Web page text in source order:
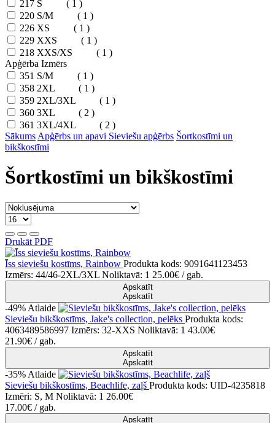
217 S
( 1 )
220 S/M
( 1 )
226 XS
( 1 )
229 XXS
( 1 )
218 XXS/XS
( 1 )
Apģērba Izmērs
351 S/M
( 1 )
358 2XL
( 1 )
359 2XL/3XL
( 1 )
360 3XL
( 2 )
361 3XL/4XL
( 2 )
Sākums Apģērbs un apavi Sieviešu apģērbs Šortkostīmi un
bikškostīmi
Šortkostīmi un bikškostīmi
Drukāt PDF
Īss sieviešu kostīms, Rainbow Produkta kods: 9091641123453
Izmērs: 44/46-2XL/3XL Noliktavā: 1 25.00€ / gab.
Apskatīt
Apskatīt
-49% Atlaide
Sieviešu bikškostīms, Jake's collection, pelēks Produkta kods:
4063489586997 Izmērs: 32-XXS Noliktavā: 1 43.00€
21.90€ / gab.
Apskatīt
Apskatīt
-35% Atlaide
Sieviešu bikškostīms, Beachlife, zaļš Produkta kods: UID-4235818
Izmēri: S, M Noliktavā: 1 26.00€
17.00€ / gab.
Apskatīt